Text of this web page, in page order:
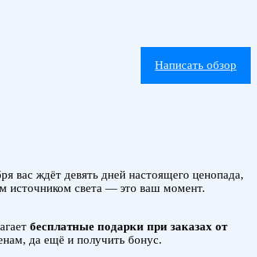
Написать обзор
вас ждёт девять дней настоящего ценопада,
источником света — это ваш момент.
бесплатные подарки при заказах от
да ещё и получить бонус.